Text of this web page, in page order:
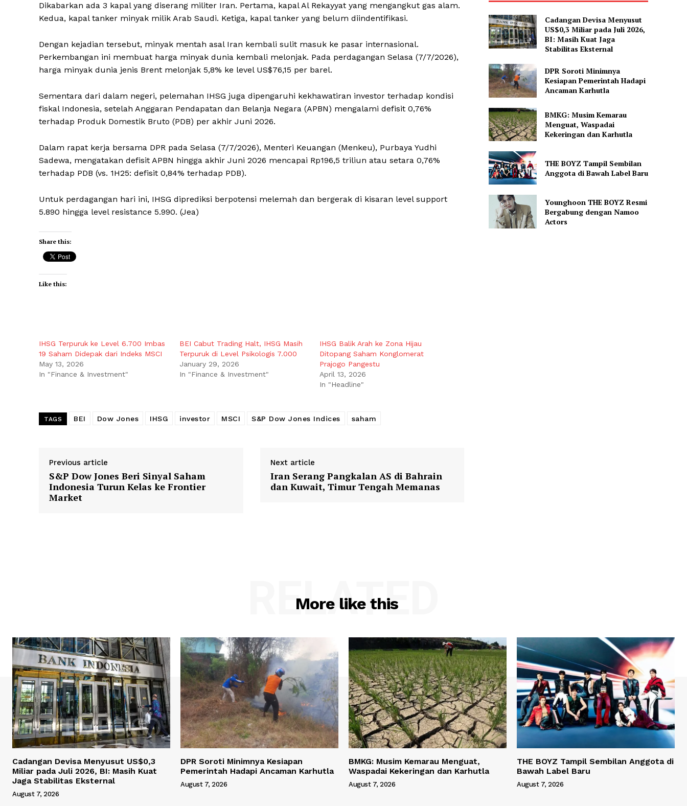
Dikabarkan ada 3 kapal yang diserang militer Iran. Pertama, kapal Al Rekayyat yang mengangkut gas alam.
Kedua, kapal tanker minyak milik Arab Saudi. Ketiga, kapal tanker yang belum diindentifikasi.
Dengan kejadian tersebut, minyak mentah asal Iran kembali sulit masuk ke pasar internasional.
Perkembangan ini membuat harga minyak dunia kembali melonjak. Pada perdagangan Selasa (7/7/2026),
harga minyak dunia jenis Brent melonjak 5,8% ke level US$76,15 per barel.
Sementara dari dalam negeri, pelemahan IHSG juga dipengaruhi kekhawatiran investor terhadap kondisi
fiskal Indonesia, setelah Anggaran Pendapatan dan Belanja Negara (APBN) mengalami defisit 0,76%
terhadap Produk Domestik Bruto (PDB) per akhir Juni 2026.
Dalam rapat kerja bersama DPR pada Selasa (7/7/2026), Menteri Keuangan (Menkeu), Purbaya Yudhi
Sadewa, mengatakan defisit APBN hingga akhir Juni 2026 mencapai Rp196,5 triliun atau setara 0,76%
terhadap PDB (vs. 1H25: defisit 0,84% terhadap PDB).
Untuk perdagangan hari ini, IHSG diprediksi berpotensi melemah dan bergerak di kisaran level support
5.890 hingga level resistance 5.990. (Jea)
Share this:
Like this:
IHSG Terpuruk ke Level 6.700 Imbas
19 Saham Didepak dari Indeks MSCI
May 13, 2026
In "Finance & Investment"
BEI Cabut Trading Halt, IHSG Masih
Terpuruk di Level Psikologis 7.000
January 29, 2026
In "Finance & Investment"
IHSG Balik Arah ke Zona Hijau
Ditopang Saham Konglomerat
Prajogo Pangestu
April 13, 2026
In "Headline"
TAGS BEI Dow Jones IHSG investor MSCI S&P Dow Jones Indices saham
Previous article
S&P Dow Jones Beri Sinyal Saham
Indonesia Turun Kelas ke Frontier
Market
Next article
Iran Serang Pangkalan AS di Bahrain
dan Kuwait, Timur Tengah Memanas
Cadangan Devisa Menyusut
US$0,3 Miliar pada Juli 2026,
BI: Masih Kuat Jaga
Stabilitas Eksternal
DPR Soroti Minimnya
Kesiapan Pemerintah Hadapi
Ancaman Karhutla
BMKG: Musim Kemarau
Menguat, Waspadai
Kekeringan dan Karhutla
THE BOYZ Tampil Sembilan
Anggota di Bawah Label Baru
Younghoon THE BOYZ Resmi
Bergabung dengan Namoo
Actors
More like this
RELATED
Cadangan Devisa Menyusut US$0,3
Miliar pada Juli 2026, BI: Masih Kuat
Jaga Stabilitas Eksternal
August 7, 2026
DPR Soroti Minimnya Kesiapan
Pemerintah Hadapi Ancaman Karhutla
August 7, 2026
BMKG: Musim Kemarau Menguat,
Waspadai Kekeringan dan Karhutla
August 7, 2026
THE BOYZ Tampil Sembilan Anggota di
Bawah Label Baru
August 7, 2026